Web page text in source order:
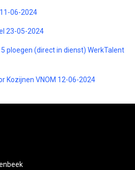
06-2024
23-05-2024
ploegen (direct in dienst) WerkTalent
Kozijnen VNOM 12-06-2024